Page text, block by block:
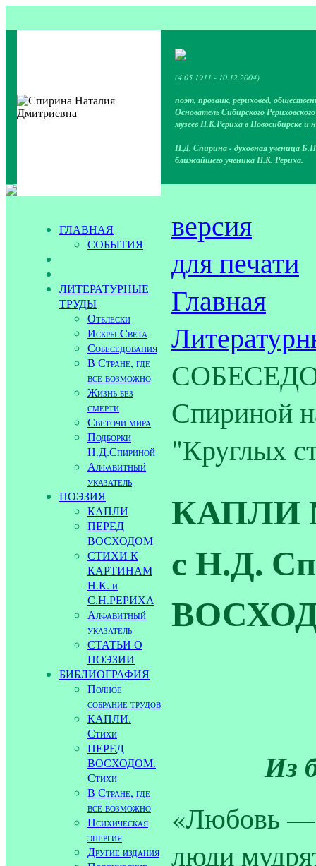
(4.05.1911 - 10.12.2004)
поэт, прозаик, рериховед,
Основатель Сибирского
музеев Н.К.Рериха в Новосибирске и
Н.Д. Спирина - духовная ученица
ближайшего ученика Н.К. Рериха.
ГЛАВНАЯ
СОБЫТИЯ
ЛИТЕРАТУРНЫЕ
ТРУДЫ
Отблески
Искры Cвета
Собеседования
В Стране, где
всё возможно
Жизнь без
смерти
Светочи мира
Подборки
Н.Д.Спириной
Алфавитный
указатель
ПОЭЗИЯ
КАПЛИ
ПЕРЕД
ВОСХОДОМ
СТИХИ К
КАРТИНАМ
Н.К. и
С.Н.РЕРИХА
Алфавитный
указатель
СТАТЬИ О
ПОЭЗИИ
БИБЛИОГРАФИЯ
Полное
собрание трудов
КАПЛИ.
Стихи
ПЕРЕД
ВОСХОДОМ.
Стихи
В Стране, где
всё возможно
Психическая
энергия
Другие издания
версия
для печати
Главная
Спириной
"Круглых
КАПЛИ
с Н.Д.
ВОСХОД
Из
«Любовь
люди